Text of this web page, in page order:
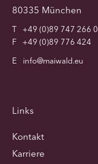
80335 München
T
+49 (0)89 747 266 0
F
+49 (0)89 776 424
E
info@maiwald.eu
Links
Kontakt
Karriere